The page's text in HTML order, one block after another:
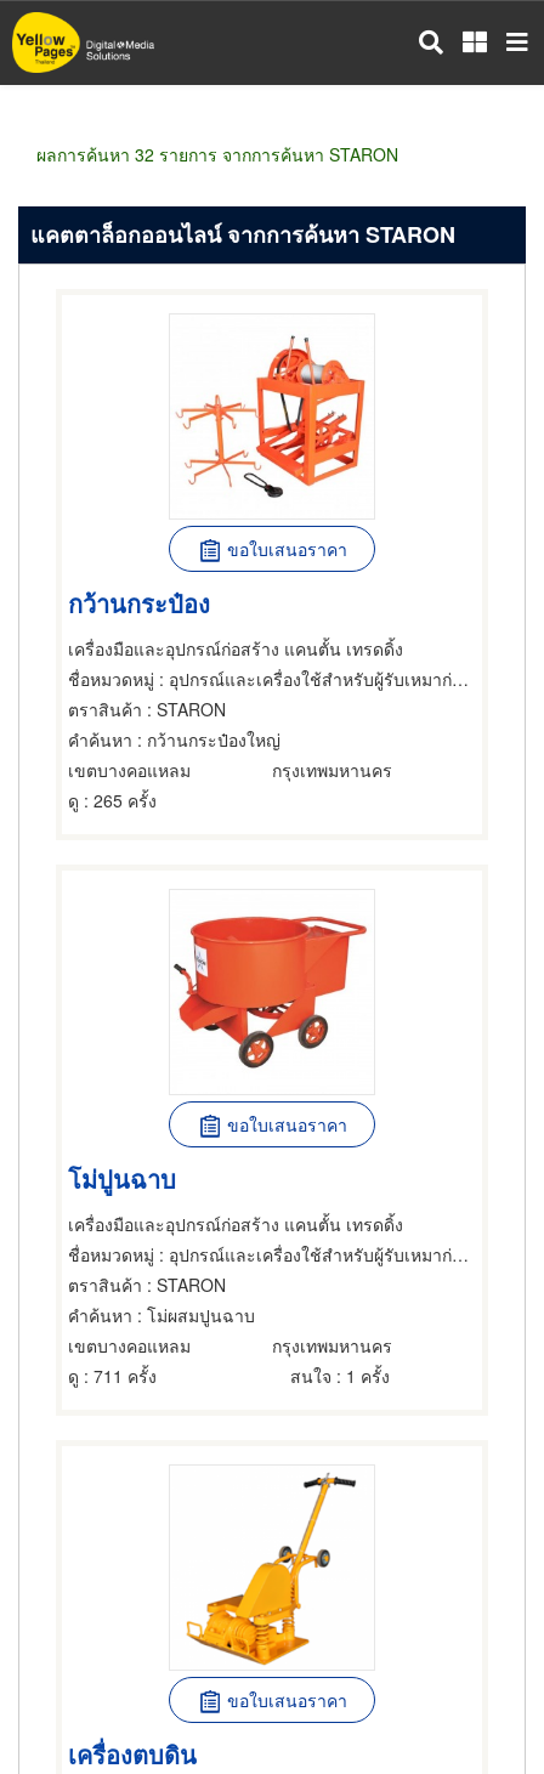
ข้าม
ไป
ผลการค้นหา 32 รายการ จากการค้นหา STARON
แคตตาล็อกออนไลน์ จากการค้นหา STARON
ขอใบเสนอราคา
กว้านกระป๋อง
เครื่องมือและอุปกรณ์ก่อสร้าง แคนตั้น เทรดดิ้ง
ชื่อหมวดหมู่ : อุปกรณ์และเครื่องใช้สำหรับผู้รับเหมาก่อสร้าง,วัสดุ-อุปกรณ์ก่อสร้าง
ตราสินค้า : STARON
คำค้นหา : กว้านกระป๋องใหญ่
เขตบางคอแหลม
กรุงเทพมหานคร
ดู : 265 ครั้ง
ขอใบเสนอราคา
โม่ปูนฉาบ
เครื่องมือและอุปกรณ์ก่อสร้าง แคนตั้น เทรดดิ้ง
ชื่อหมวดหมู่ : อุปกรณ์และเครื่องใช้สำหรับผู้รับเหมาก่อสร้าง,วัสดุก่อสร้าง
ตราสินค้า : STARON
คำค้นหา : โม่ผสมปูนฉาบ
เขตบางคอแหลม
กรุงเทพมหานคร
ดู : 711 ครั้ง สนใจ : 1 ครั้ง
ขอใบเสนอราคา
เครื่องตบดิน